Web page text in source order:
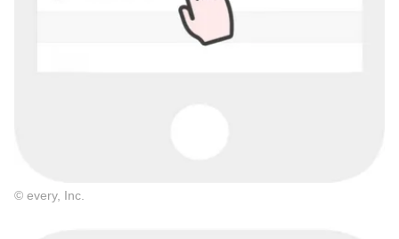
© every, Inc.